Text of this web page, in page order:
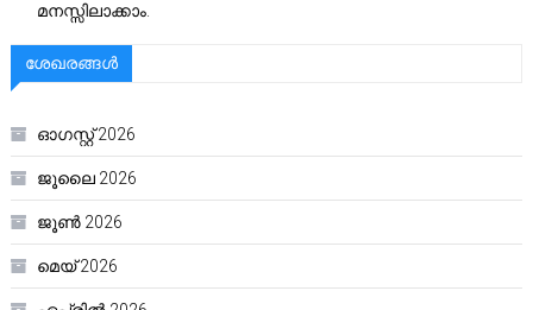
മനസ്സിലാക്കാം.
ശേഖരങ്ങൾ
ഓഗസ്റ്റ്‌ 2026
ജൂലൈ 2026
ജൂൺ 2026
മെയ്‌ 2026